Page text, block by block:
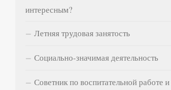
интересным?
Летняя трудовая занятость
Социально-значимая деятельность
Советник по воспитательной работе и